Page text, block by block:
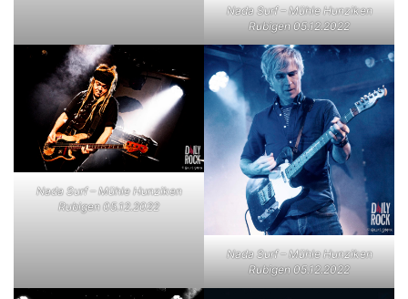
Nada Surf – Mühle Hunziken
Rubigen 05.12.2022
Nada Surf – Mühle Hunziken
Rubigen 05.12.2022
Nada Surf – Mühle Hunziken
Rubigen 05.12.2022